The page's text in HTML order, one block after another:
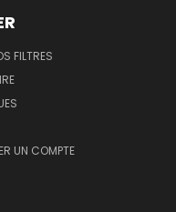
FILTRES
UN COMPTE